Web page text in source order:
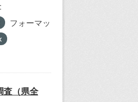
フォーマッ
査（県全